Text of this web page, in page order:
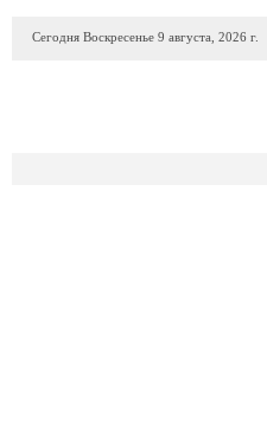
Сегодня Воскресенье 9 августа, 2026 г.